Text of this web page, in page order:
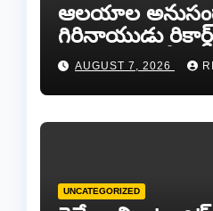
ఆలయాల
గిరినాయుడు రికార్డ్
దారినేర్పరి..రోడ్డు
AUGUST 7, 2026
UNCATEGORIZED